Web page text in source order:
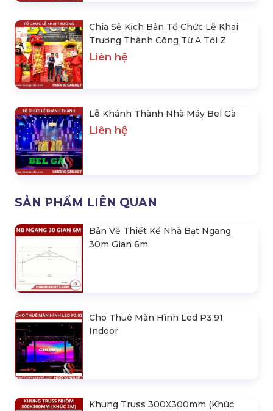
Chia Sẻ Kịch Bản Tổ Chức Lễ Khai
Trương Thành Công Từ A Tới Z
Liên hệ
Lễ Khánh Thành Nhà Máy Bel Gà
Liên hệ
SẢN PHẨM LIÊN QUAN
Bản Vẽ Thiết Kế Nhà Bạt Ngang
30m Gian 6m
Cho Thuê Màn Hình Led P3.91
Indoor
Khung Truss 300X300mm (Khúc